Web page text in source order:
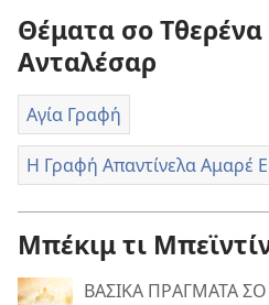
Θέματα σο Τθερένα
Ανταλέσαρ
Αγία Γραφή
Η Γραφή Απαντίνελα Αμαρέ
Μπέκιμ τι
ΒΑΣΙΚΑ ΠΡΑΓΜΑΤΑ